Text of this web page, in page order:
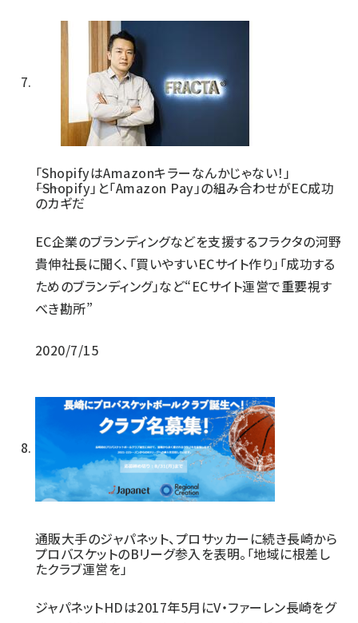
「ShopifyはAmazonキラーなんかじゃない！」
――「Shopify」と「Amazon Pay」の組み合わせがEC成功
のカギだ
EC企業のブランディングなどを支援するフラクタの河野
貴伸社長に聞く、「買いやすいECサイト作り」「成功する
ためのブランディング」など“ECサイト運営で重要視す
べき勘所”
2020/7/15
通販大手のジャパネット、プロサッカーに続き長崎から
プロバスケットのBリーグ参入を表明。「地域に根差し
たクラブ運営を」
ジャパネットHDは2017年5月にV・ファーレン長崎をグ